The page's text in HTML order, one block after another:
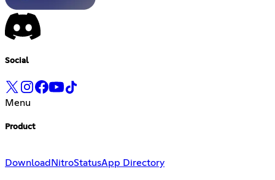
Social
Menu
Product
Download NitroStatusApp Directory